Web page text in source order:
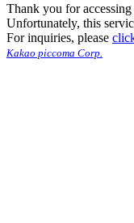
Thank you for
Unfortunately, this
For inquiries, please
Kakao piccoma Corp.